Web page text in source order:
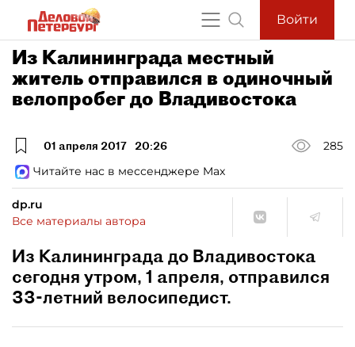
Войти
Из Калининграда местный
житель отправился в одиночный
велопробег до Владивостока
01 апреля 2017 20:26
285
Читайте нас в мессенджере Max
dp.ru
Все материалы автора
Из Калининграда до Владивостока
сегодня утром, 1 апреля, отправился
33-летний велосипедист.